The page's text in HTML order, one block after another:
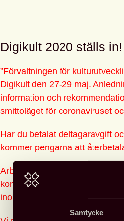
Samtycke
Digikult 2020 ställs in!
”Förvaltningen för
Digikult den 27-29 maj.
information och
smittoläget för coronaviruset
Har du betalat deltagaravgift
kommer pengarna att
Arbetsgruppen undersöker
konferens i mindre skala.
inom kort!